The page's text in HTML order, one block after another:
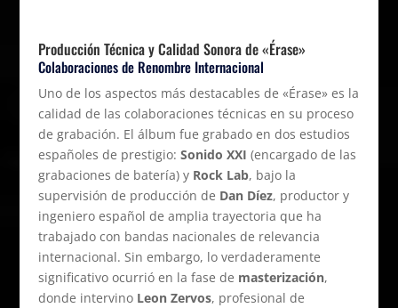
Producción Técnica y Calidad Sonora de «Érase»
Colaboraciones de Renombre Internacional
Uno de los aspectos más destacables de «Érase» es la
calidad de las colaboraciones técnicas en su proceso
de grabación. El álbum fue grabado en dos estudios
españoles de prestigio: Sonido XXI (encargado de las
grabaciones de batería) y Rock Lab, bajo la
supervisión de producción de Dan Díez, productor y
ingeniero español de amplia trayectoria que ha
trabajado con bandas nacionales de relevancia
internacional. Sin embargo, lo verdaderamente
significativo ocurrió en la fase de masterización,
donde intervino Leon Zervos, profesional de